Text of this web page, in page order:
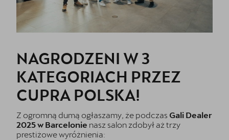
NAGRODZENI W 3
KATEGORIACH PRZEZ
CUPRA POLSKA!
Z ogromną dumą ogłaszamy, że podczas Gali Dealer
2025 w Barcelonie nasz salon zdobył aż trzy
prestiżowe wyróżnienia: